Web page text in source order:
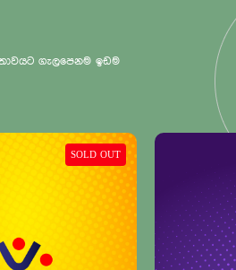
ගැලපෙනම ඉඩම
SOLD OUT